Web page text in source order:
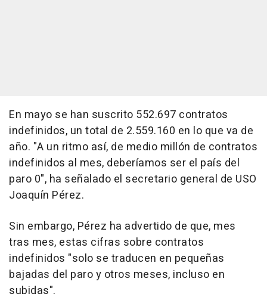
En mayo se han suscrito 552.697 contratos
indefinidos, un total de 2.559.160 en lo que va de
año. "A un ritmo así, de medio millón de contratos
indefinidos al mes, deberíamos ser el país del
paro 0", ha señalado el secretario general de USO
Joaquín Pérez.
Sin embargo, Pérez ha advertido de que, mes
tras mes, estas cifras sobre contratos
indefinidos "solo se traducen en pequeñas
bajadas del paro y otros meses, incluso en
subidas".